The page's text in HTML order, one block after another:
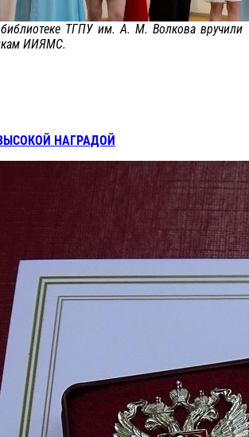
ТГПУ им. А. М. Волкова вручили
ИИЯМС.
НАГРАДОЙ